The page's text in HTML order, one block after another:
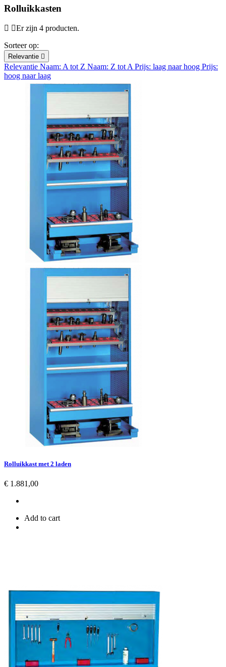
Rolluikkasten
Er zijn 4 producten.
Sorteer op:
Relevantie 
Relevantie Naam: A tot Z Naam: Z tot A Prijs: laag naar hoog Prijs:
hoog naar laag
Rolluikkast met 2 laden
Prijs
€ 1.881,00
Add to cart